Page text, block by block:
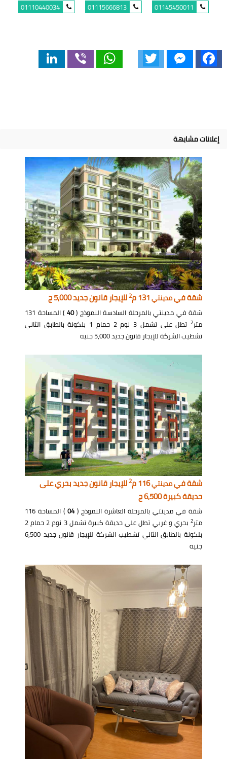
01145450011
01115666813
01110440034
Facebook
Messenger
WhatsApp
إعلانات مشابهة
شقة فيمدينتي 2للإيجار قانون جديد 5,000 ج
شقة في مدينتي بالمرحلة السادسة النموذج (40
) المساحة 131
متر2
تطل على تشمل 3 نوم 2 حمام 1 بلكونة بالطابق الثاني
تشطيب الشركة للإيجار قانون جديد 5,000 جنيه
شقة فيمدينتي116 م 2للإيجار قانون جديد بحري على
حديقة كبيرة 6,500 ج
شقة في مدينتي بالمرحلة العاشرة النموذج (04
) المساحة 116
متر2
بحري و غربي تطل على حديقة كبيرة تشمل 3 نوم 2 حمام 2
بلكونة بالطابق الثاني تشطيب الشركة للإيجار قانون جديد 6,500
جنيه